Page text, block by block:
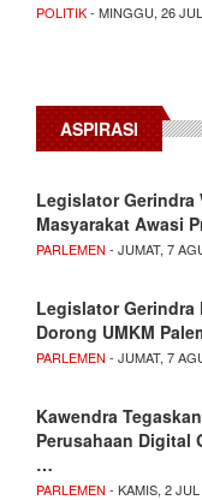
POLITIK- MINGGU, 26
ASPIRASI
Legislator
Masyarakat Awasi
PARLEMEN - JUMAT, 7
Legislator Gerindra
Dorong UMKM
PARLEMEN - JUMAT, 7
Kawendra
Perusahaan Digital
…
PARLEMEN - KAMIS, 2